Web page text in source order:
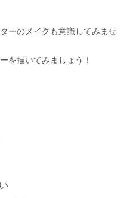
ーのメイクも意識してみませ
を描いてみましょう！